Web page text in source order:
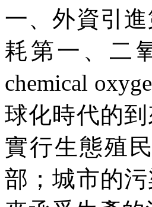
一、外資引
耗第一、二
chemical
球化時代的
實行生態殖
部；城市的